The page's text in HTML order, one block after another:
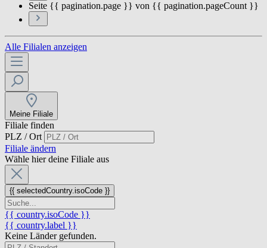
Seite {{ pagination.page }} von {{ pagination.pageCount }}
Alle Filialen anzeigen
Meine Filiale
Filiale finden
PLZ / Ort
Filiale ändern
Wähle hier deine Filiale aus
{{ selectedCountry.isoCode }}
{{ country.isoCode }}
{{ country.label }}
Keine Länder gefunden.